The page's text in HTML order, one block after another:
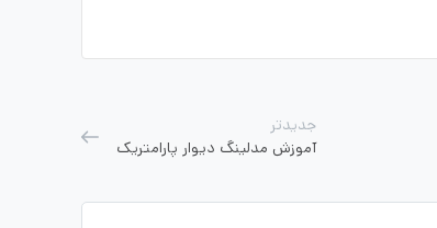
جدیدتر
آموزش مدلینگ دیوار پارامتریک